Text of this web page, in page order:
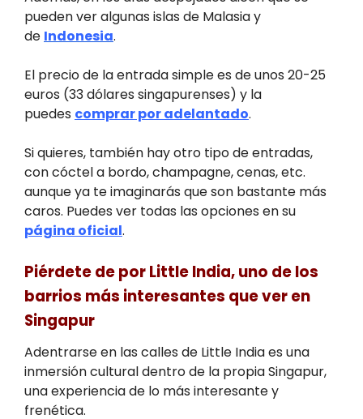
pueden ver algunas islas de Malasia y
de Indonesia.
El precio de la entrada simple es de unos 20-25
euros (33 dólares singapurenses) y la
puedes comprar por adelantado.
Si quieres, también hay otro tipo de entradas,
con cóctel a bordo, champagne, cenas, etc.
aunque ya te imaginarás que son bastante más
caros. Puedes ver todas las opciones en su
página oficial.
Piérdete de por Little India, uno de los
barrios más interesantes que ver en
Singapur
Adentrarse en las calles de Little India es una
inmersión cultural dentro de la propia Singapur,
una experiencia de lo más interesante y
frenética.